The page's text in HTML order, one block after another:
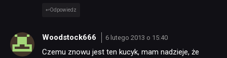
Odpowiedz
Woodstock666 6 lutego 2013 o 15:40
Czemu znowu jest ten kucyk, mam nadzieje, że